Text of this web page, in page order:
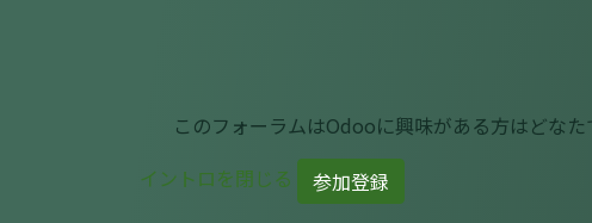
このフォーラムはOdooに興味がある方はどな
イントロを閉じる
参加登録